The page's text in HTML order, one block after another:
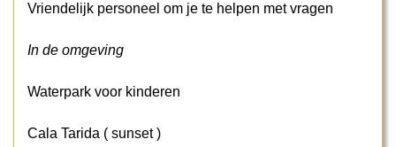
Vriendelijk personeel om je te helpen met vragen
In de omgeving
Waterpark voor kinderen
Cala Tarida ( sunset )